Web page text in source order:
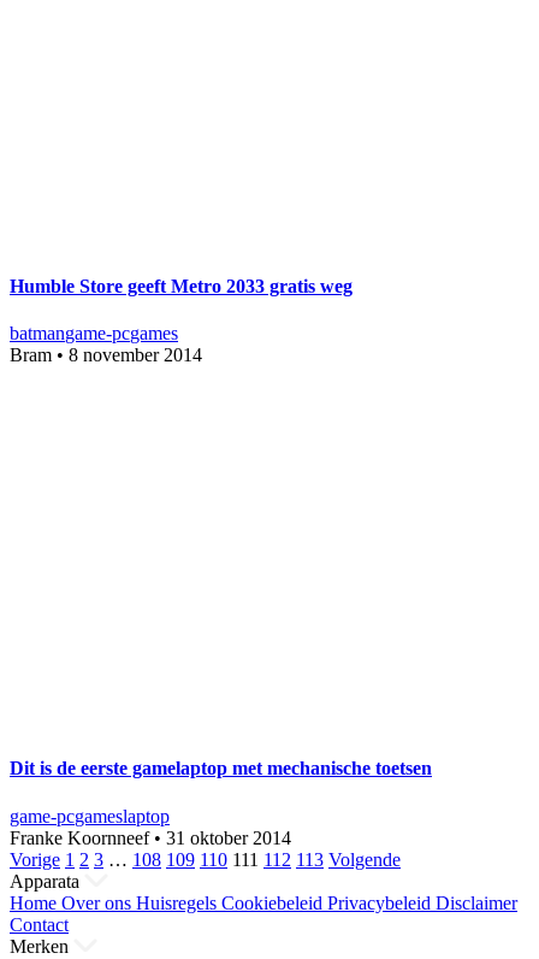
Humble Store geeft Metro 2033 gratis weg
batmangame-pcgames
Bram • 8 november 2014
Dit is de eerste gamelaptop met mechanische toetsen
game-pcgameslaptop
Franke Koornneef• 31 oktober 2014
Berichten
paginering
Vorige 1 2 3 … 108 109 110 111 112 113 Volgende
Apparata
Home Over ons Huisregels Cookiebeleid Privacybeleid Disclaimer
Contact
Merken